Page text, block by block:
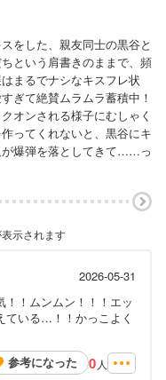
をした、親友同士の黒谷と
という肩書きのままで、頻
まるでナシなキスフレ状
ぎて絶賛ムラムラ蓄積中！
オンされる様子にむしゃく
ってくれないと、黒谷にキ
が爆弾を落としてきて……っ
示されます
2026-05-31
！ムンムン！！！エッ
ている…！！かっこよく
参考になった
0 人